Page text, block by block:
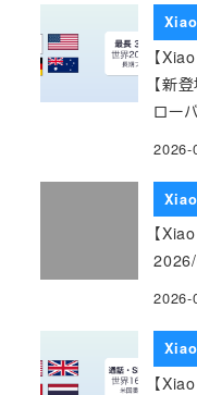
【
【新
ロー
2026-
【
2026-
【